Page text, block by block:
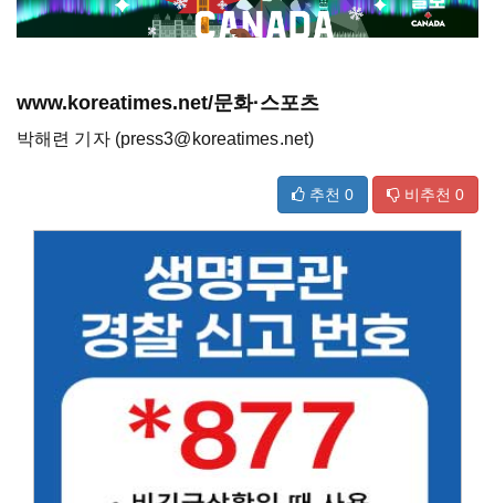
www.koreatimes.net/문화·스포츠
박해련 기자 (press3@koreatimes.net)
추천 0 비추천 0